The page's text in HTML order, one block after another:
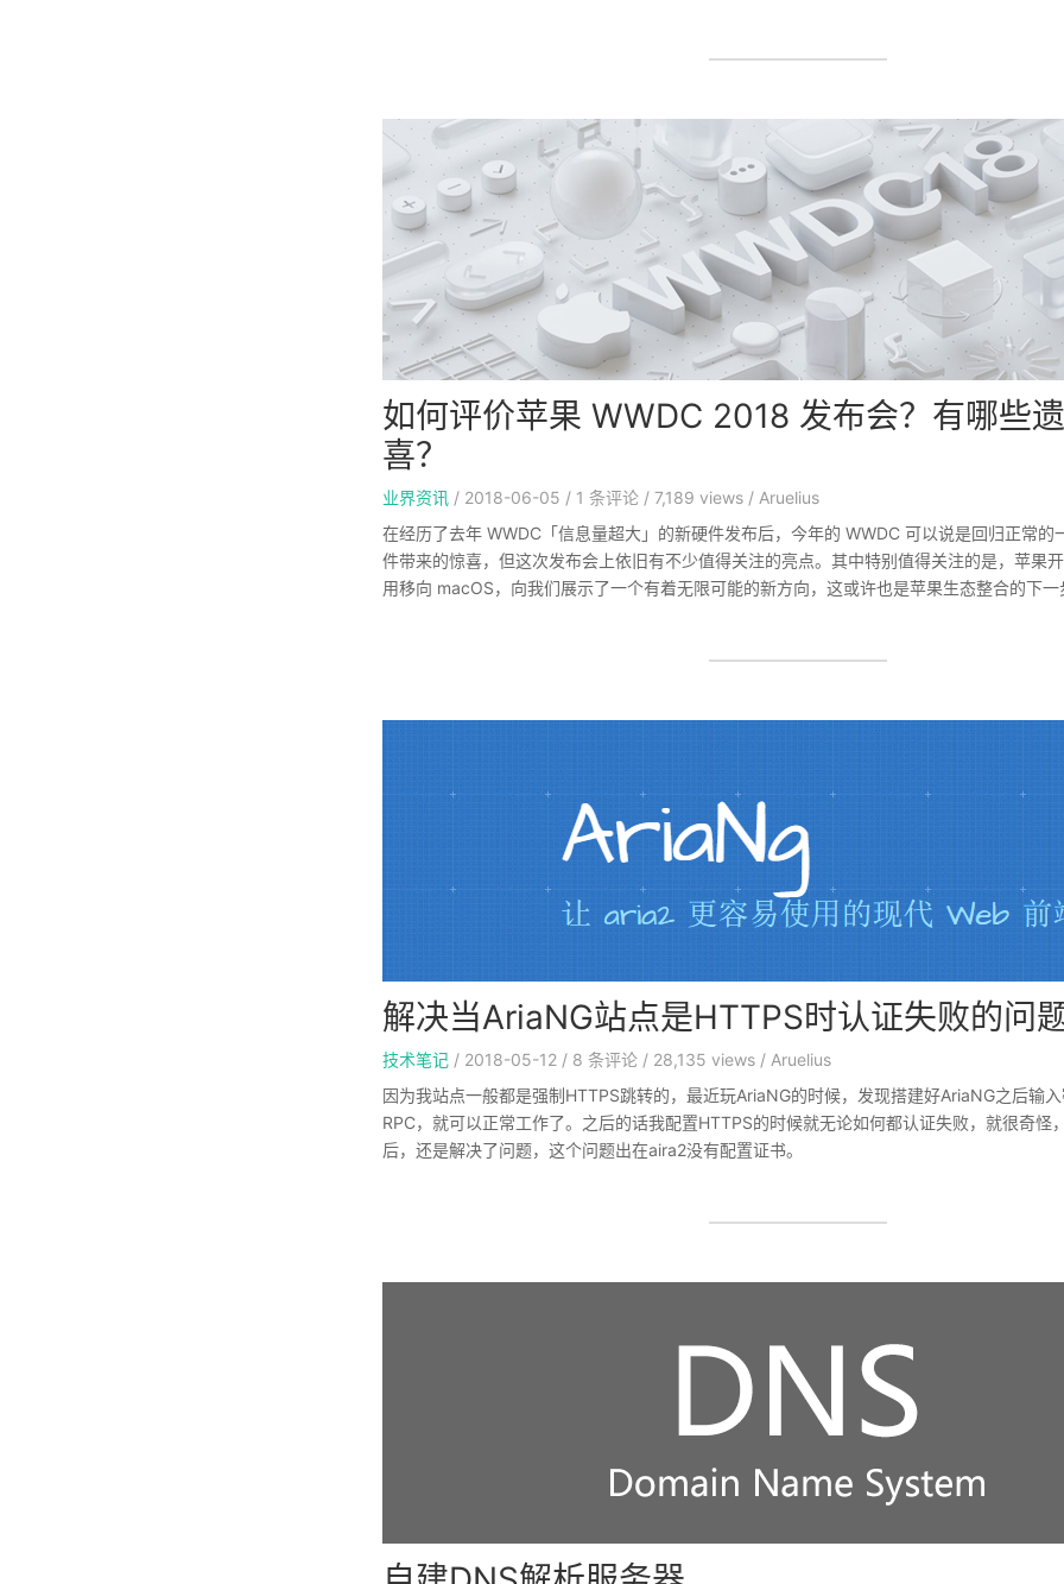
如何评价苹果 WWDC 2018 发布会？有哪些
喜？
业界资讯 / 2018-06-05 / 1 条评论 / 7,189 views / Aruelius
在经历了去年 WWDC「信息量超大」的新硬件发布后，今年的 WWDC 可以说是回归正常的
件带来的惊喜，但这次发布会上依旧有不少值得关注的亮点。其中特别值得关注的是，苹果
用移向 macOS，向我们展示了一个有着无限可能的新方向，这或许也是苹果生态整合的下一
解决当AriaNG站点是HTTPS时认证失败的问
技术笔记 / 2018-05-12 / 8 条评论 / 28,135 views / Aruelius
因为我站点一般都是强制HTTPS跳转的，最近玩AriaNG的时候，发现搭建好AriaNG之后输
RPC，就可以正常工作了。之后的话我配置HTTPS的时候就无论如何都认证失败，就很奇怪
后，还是解决了问题，这个问题出在aira2没有配置证书。